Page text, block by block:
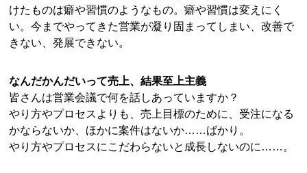
けたものは癖や習慣のようなもの。癖や習慣は変えにく
い。今までやってきた営業が凝り固まってしまい、改善で
きない、発展できない。
なんだかんだいって売上、結果至上主義
皆さんは営業会議で何を話しあっていますか？
やり方やプロセスよりも、売上目標のために、受注になる
かならないか、ほかに案件はないか……ばかり。
やり方やプロセスにこだわらないと成長しないのに……。